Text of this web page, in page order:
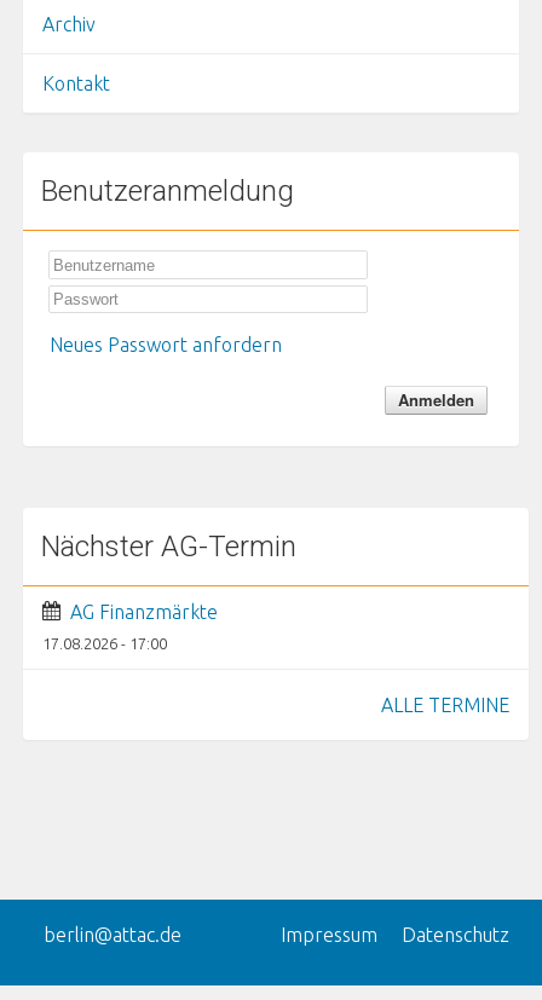
Archiv
Kontakt
Benutzeranmeldung
Neues Passwort anfordern
Nächster AG-Termin
AG Finanzmärkte
17.08.2026 - 17:00
ALLE TERMINE
berlin@attac.de Impressum Datenschutz